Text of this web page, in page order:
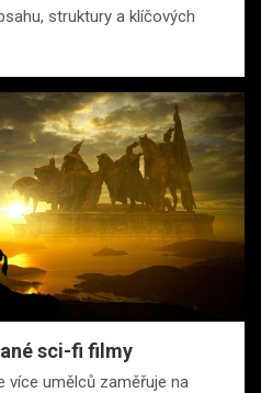
struktury a klíčových
sci-fi filmy
více umělců zaměřuje na